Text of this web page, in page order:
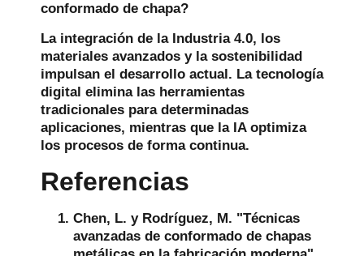
conformado de chapa?
La integración de la Industria 4.0, los
materiales avanzados y la sostenibilidad
impulsan el desarrollo actual. La tecnología
digital elimina las herramientas
tradicionales para determinadas
aplicaciones, mientras que la IA optimiza
los procesos de forma continua.
Referencias
Chen, L. y Rodríguez, M. "Técnicas
avanzadas de conformado de chapas